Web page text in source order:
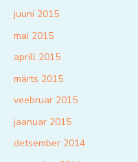
juuni 2015
mai 2015
aprill 2015
märts 2015
veebruar 2015
jaanuar 2015
detsember 2014